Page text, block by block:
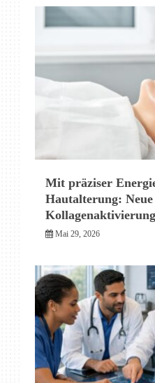
Mit präziser
Hautalterung: Neue
Mai 29, 2026